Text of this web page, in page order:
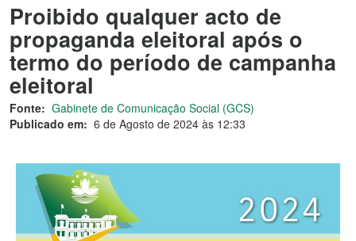
Proibido qualquer acto de
propaganda eleitoral após o
termo do período de campanha
eleitoral
Fonte: Gabinete de Comunicação Social (GCS)
Publicado em: 6 de Agosto de 2024 às 12:33